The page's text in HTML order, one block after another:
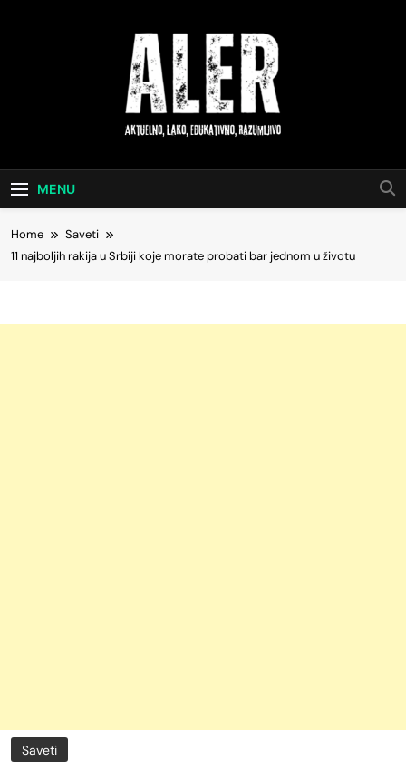
Aktuelno, Lako,
Edukativno,
MENU
Home
Saveti
11 najboljih rakija u Srbiji koje morate probati bar jednom u životu
Saveti